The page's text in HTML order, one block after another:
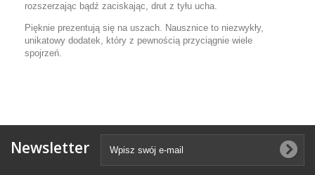
rozszerzając bądź zaciskając, drut z tyłu ucha.
Pięknie prezentują się na uszach. Nausznice to niezwykły,
unikatowy dodatek, który z pewnością przyciągnie wiele
spojrzeń.
Newsletter